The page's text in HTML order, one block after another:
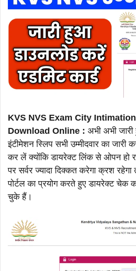
KVS NVS Exam City
Download Online : अभी अभी
इंटीमेशन स्लिप सभी उम्मीदवार का जारी
कर लें क्योंकि डायरेक्ट लिंक से ओपन हो
पर सर्वर ज्यादा दिक्कत करेगा क्रश
पोर्टल का प्रयोग करते हुए डायरेक्ट चेक
चुके हैं।